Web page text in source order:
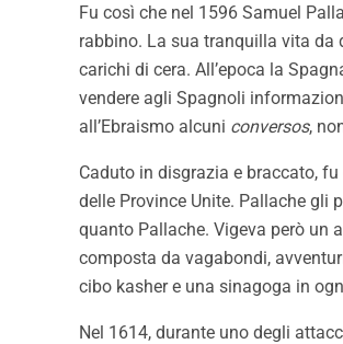
Fu così che nel 1596 Samuel
rabbino. La sua tranquilla vita da
carichi di cera. All’epoca la
vendere agli Spagnoli
all’Ebraismo alcuni conversos,
Caduto in disgrazia e braccato,
delle Province Unite. Pallache gli
quanto Pallache. Vigeva però un
composta da vagabondi,
cibo kasher e una sinagoga in
Nel 1614, durante uno degli